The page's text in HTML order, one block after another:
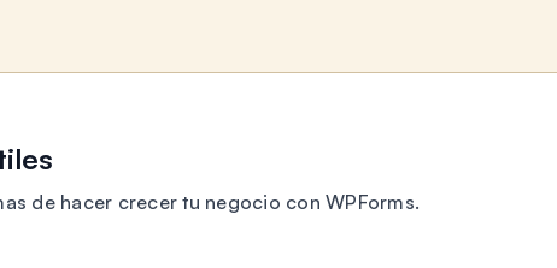
de hacer crecer tu negocio con WPForms.